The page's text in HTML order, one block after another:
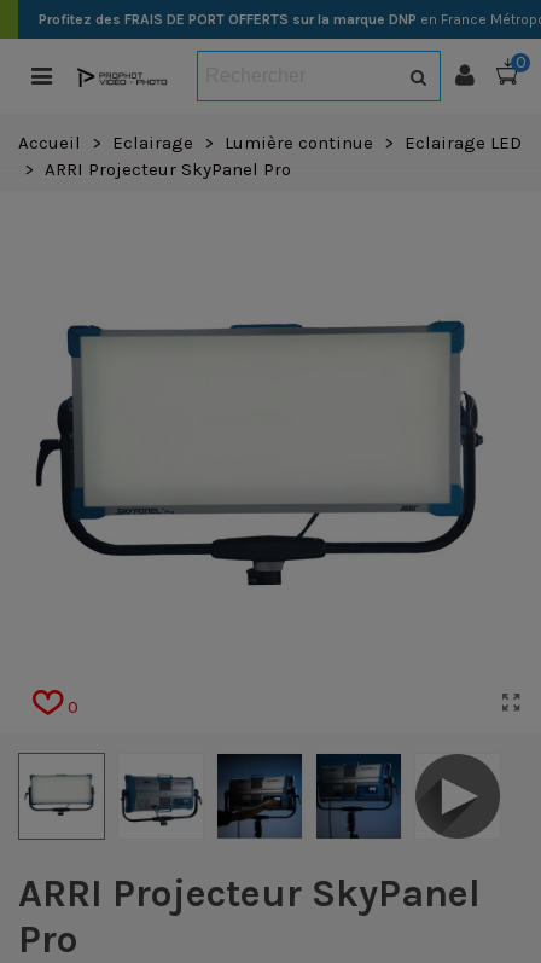
Profitez des FRAIS DE PORT OFFERTS sur la marque DNP en France
0
Accueil > Eclairage > Lumière continue >
Eclairage LED
> ARRI Projecteur SkyPanel Pro
0
ARRI Projecteur SkyPanel
Pro